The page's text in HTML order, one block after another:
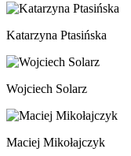
Katarzyna Ptasińska
Wojciech Solarz
Maciej Mikołajczyk